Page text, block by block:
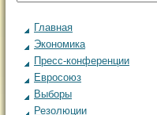
Главная
Экономика
Пресс-конференции
Евросоюз
Выборы
Резолюции